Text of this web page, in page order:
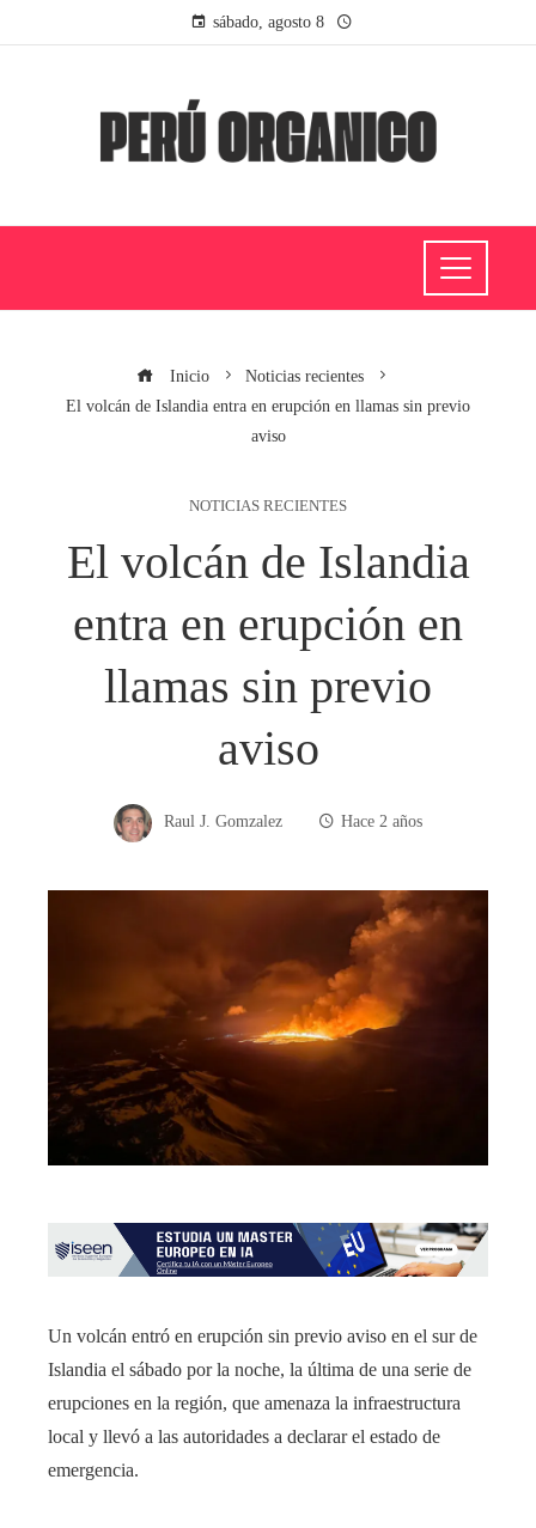
sábado, agosto 8
Inicio
Noticias recientes
El volcán de Islandia entra en erupción en llamas sin previo
aviso
NOTICIAS RECIENTES
El volcán de Islandia
entra en erupción en
llamas sin previo
aviso
Raul J. Gomzalez Hace 2 años
Un volcán entró en erupción sin previo aviso en el sur de
Islandia el sábado por la noche, la última de una serie de
erupciones en la región, que amenaza la infraestructura
local y llevó a las autoridades a declarar el estado de
emergencia.